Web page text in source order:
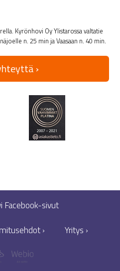
Kyrönhovi Oy Ylistarossa valtatie
n. 25 min ja Vaasaan n. 40 min.
›
Facebook-sivut
› Yritys ›